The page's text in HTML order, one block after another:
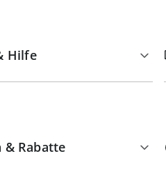
Hilfe
& Rabatte